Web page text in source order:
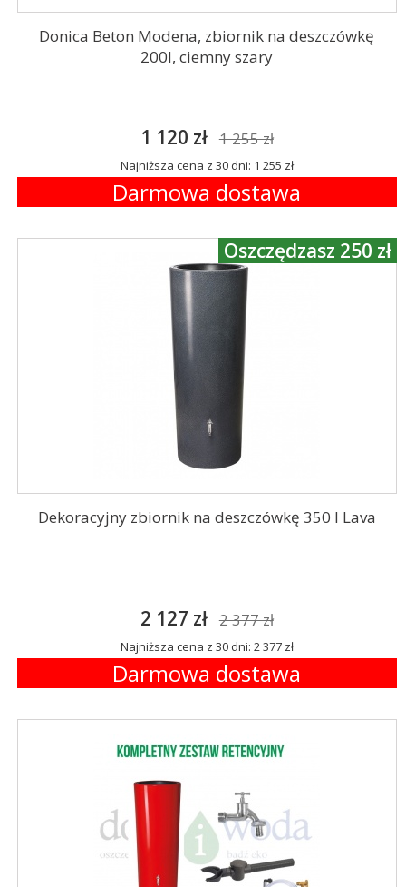
Donica Beton Modena, zbiornik na deszczówkę
200l, ciemny szary
1 120 zł 1 255 zł
Najniższa cena z 30 dni: 1 255 zł
Darmowa dostawa
Dekoracyjny zbiornik na deszczówkę 350 l Lava
2 127 zł 2 377 zł
Najniższa cena z 30 dni: 2 377 zł
Darmowa dostawa
Oszczędzasz 250 zł